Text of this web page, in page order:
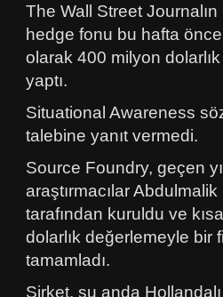
The Wall Street
hedge fonu bu hafta
olarak 400 milyon dolarlık
yaptı.
Situational Awareness
talebine yanıt vermedi.
Source Foundry, geçen
araştırmacılar
tarafından kuruldu ve
dolarlık değerlemeyle bir
tamamladı.
Şirket, şu anda